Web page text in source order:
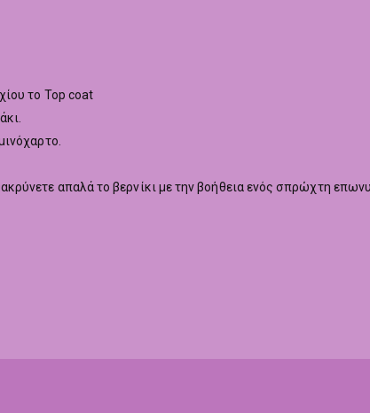
το Top coat
απαλά το βερνίκι με την βοήθεια ενός σπρώχτη